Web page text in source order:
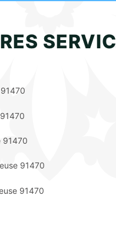
91470
91470
91470